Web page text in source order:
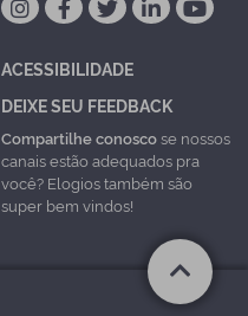
ACESSIBILIDADE
DEIXE SEU FEEDBACK
Compartilhe conoscose nossos
canais estão adequados pra
você? Elogios também são
super bem vindos!